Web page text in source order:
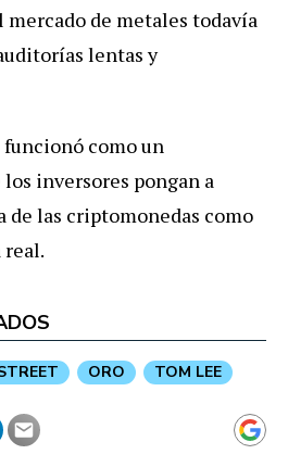
de metales todavía
lentas y
funcionó como un
inversores pongan a
de las criptomonedas como
real.
ORO TOM LEE